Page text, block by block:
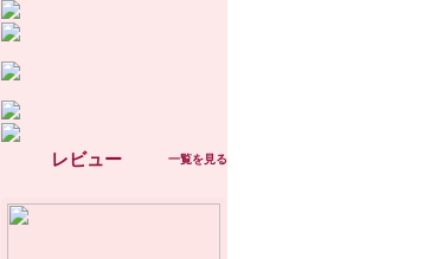
レビュー 一覧を見る